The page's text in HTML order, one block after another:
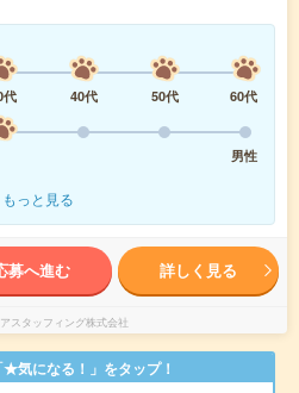
代 40代 50代
60代
男性
もっと見る
募へ進む 詳しく見る
スタッフィング株式会社
気になる！」をタップ！